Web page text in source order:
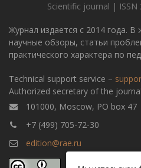
Scientific journal |
Журнал издается с 2014 года. В
научные обзоры, статьи
практического характера по
Technical support service –
Authorized secretary of the
101000, Moscow, PO box 47
+7 (499) 705-72-30
edition@rae.ru